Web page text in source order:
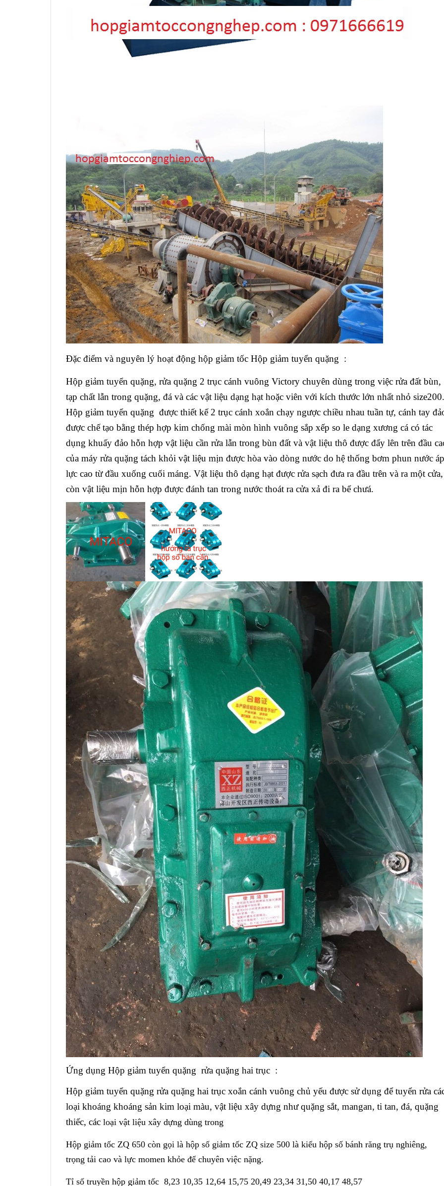
Đặc điểm và nguyên lý hoạt động hộp giảm tốc Hộp giảm tuyển quặng :
Hộp giảm tuyển quặng, rửa quặng 2 trục cánh vuông Victory chuyên dùng trong việc rửa đất bùn,
tạp chất lẫn trong quặng, đá và các vật liệu dạng hạt hoặc viên với kích thước lớn nhất nhỏ size200.
Hộp giảm tuyển quặng được thiết kế 2 trục cánh xoắn chạy ngược chiều nhau tuần tự, cánh tay
được chế tạo bằng thép hợp kim chống mài mòn hình vuông sắp xếp so le dạng xương cá có tác
dụng khuấy đảo hỗn hợp vật liệu cần rửa lẫn trong bùn đất và vật liệu thô được đẩy lên trên đầu
của máy rửa quặng tách khỏi vật liệu mịn được hòa vào dòng nước do hệ thống bơm phun nước áp
lực cao từ đầu xuống cuối máng. Vật liệu thô dạng hạt được rửa sạch đưa ra đầu trên và ra một cửa,
còn vật liệu mịn hỗn hợp được đánh tan trong nước thoát ra cửa xả đi ra bể chưá.
Ứng dụng Hộp giảm tuyển quặng rửa quặng hai trục :
Hộp giảm tuyển quặng rửa quặng hai trục xoắn cánh vuông chủ yếu được sử dụng để tuyển rửa
loại khoáng khoáng sản kim loại màu, vật liệu xây dựng như quặng sắt, mangan, ti tan, đá, quặng
thiếc, các loại vật liệu xây dựng dùng trong
Hộp giảm tốc ZQ 650 còn gọi là hộp số giảm tốc ZQ size 500 là kiểu hộp số bánh răng trụ nghiêng,
trọng tải cao và lực momen khỏe để chuyên việc nặng.
Tỉ số truyền hộp giảm tốc 8,23 10,35 12,64 15,75 20,49 23,34 31,50 40,17 48,57